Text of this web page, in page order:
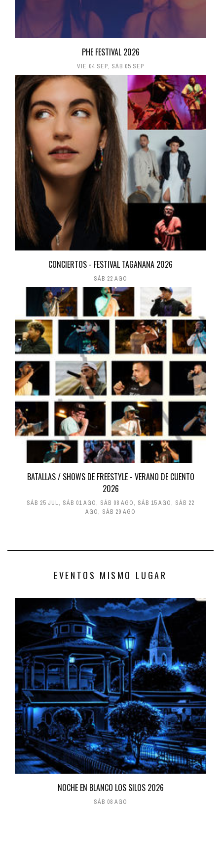
PHE FESTIVAL 2026
VIE 04 SEP, SÁB 05 SEP
CONCIERTOS - FESTIVAL TAGANANA 2026
SÁB 22 AGO
BATALLAS / SHOWS DE FREESTYLE - VERANO DE CUENTO
2026
SÁB 25 JUL, SÁB 01 AGO, SÁB 08 AGO, SÁB 15 AGO, SÁB 22
AGO, SÁB 29 AGO
EVENTOS MISMO LUGAR
NOCHE EN BLANCO LOS SILOS 2026
SÁB 08 AGO